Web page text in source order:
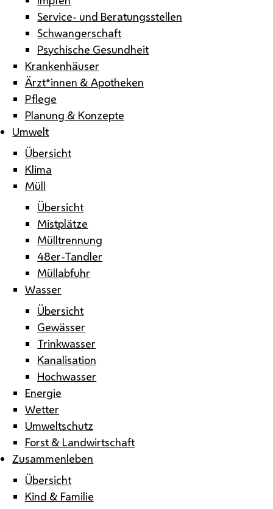
Service- und Beratungsstellen
Schwangerschaft
Psychische Gesundheit
Krankenhäuser
Ärzt*innen & Apotheken
Pflege
Planung & Konzepte
Umwelt
Übersicht
Klima
Müll
Übersicht
Mistplätze
Mülltrennung
48er-Tandler
Müllabfuhr
Wasser
Übersicht
Gewässer
Trinkwasser
Kanalisation
Hochwasser
Energie
Wetter
Umweltschutz
Forst & Landwirtschaft
Zusammenleben
Übersicht
Kind & Familie